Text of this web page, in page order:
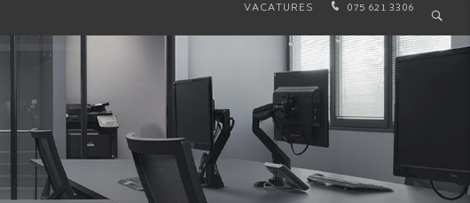
075 621 3306
VACATURES
PROJECTEN MEDIA CONTACT